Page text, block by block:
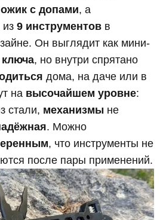
с допами, а
9 инструментов в
Он выглядит как мини-
ключа, но внутри спрятано
дома, на даче или в
на высочайшем уровне:
стали, механизмы не
. Можно
, что инструменты не
после пары применений.